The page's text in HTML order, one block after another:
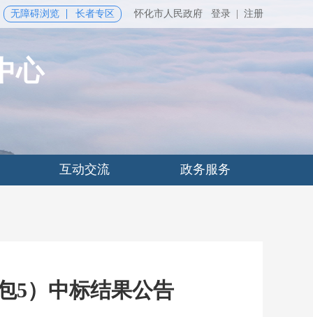
无障碍浏览 长者专区 怀化市人民政府 登录 注册
心
互动交流 政务服务
5）中标结果公告